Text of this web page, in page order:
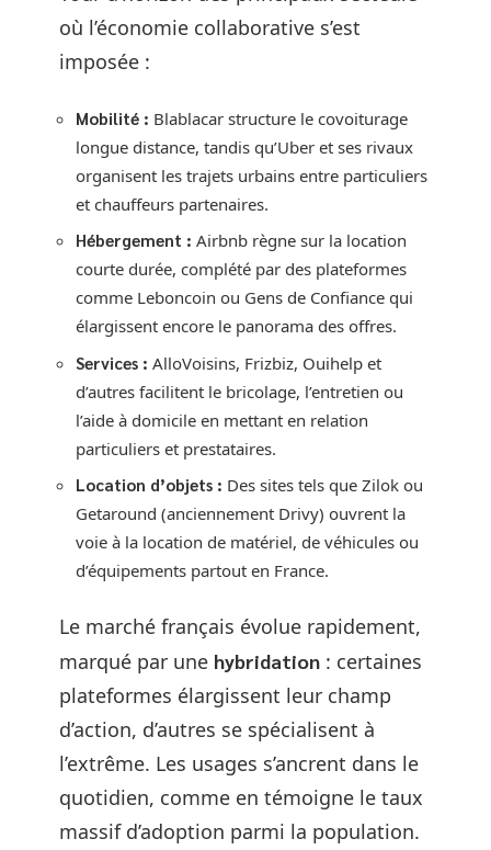
où l’économie collaborative s’est
imposée :
Mobilité : Blablacar structure le covoiturage
longue distance, tandis qu’Uber et ses rivaux
organisent les trajets urbains entre particuliers
et chauffeurs partenaires.
Hébergement : Airbnb règne sur la location
courte durée, complété par des plateformes
comme Leboncoin ou Gens de Confiance qui
élargissent encore le panorama des offres.
Services : AlloVoisins, Frizbiz, Ouihelp et
d’autres facilitent le bricolage, l’entretien ou
l’aide à domicile en mettant en relation
particuliers et prestataires.
Location d’objets : Des sites tels que Zilok ou
Getaround (anciennement Drivy) ouvrent la
voie à la location de matériel, de véhicules ou
d’équipements partout en France.
Le marché français évolue rapidement,
marqué par une hybridation : certaines
plateformes élargissent leur champ
d’action, d’autres se spécialisent à
l’extrême. Les usages s’ancrent dans le
quotidien, comme en témoigne le taux
massif d’adoption parmi la population.